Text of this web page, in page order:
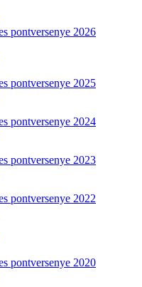
pontversenye 2026
pontversenye 2025
pontversenye 2024
pontversenye 2023
pontversenye 2022
pontversenye 2020